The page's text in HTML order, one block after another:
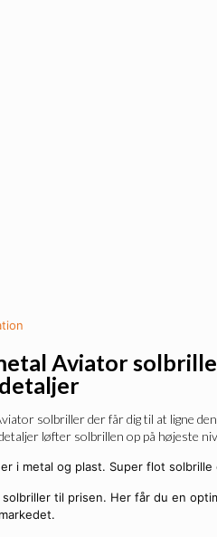
Aviator
solbriller der får dig til at ligne
løfter solbrillen op på højeste
i metal og plast. Super flot
solbriller til prisen. Her får du en